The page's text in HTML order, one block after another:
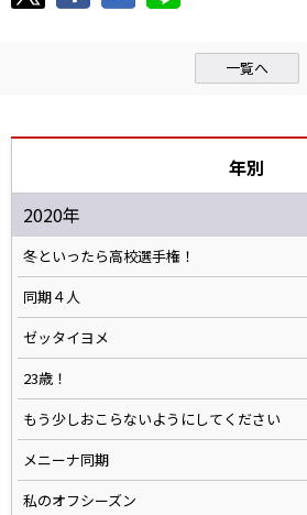
一覧へ
年別
2020年
冬といったら高校選手権！
同期４人
ゼッタイヨメ
23歳！
もう少しおこらないようにしてください
メニーナ同期
私のオフシーズン